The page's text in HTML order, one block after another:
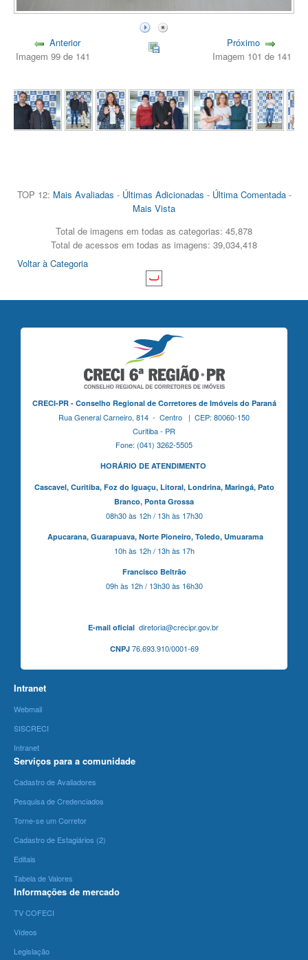
Anterior
Imagem 99 de 141
Próximo
Imagem 101 de 141
TOP 12: Mais Avaliadas - Últimas Adicionadas - Última Comentada-
Mais Vista
Total de imagens em todas as categorias: 45,878
Total de acessos em todas as imagens: 39,034,418
Voltar à Categoria
CRECI-PR - Conselho Regional de Corretores de Imóveis do Paraná
Rua General Carneiro, 814 - Centro | CEP: 80060-150
Curitiba - PR
Fone: (041) 3262-5505
HORÁRIO DE ATENDIMENTO
Cascavel, Curitiba,Foz do Iguaçu, Litoral, Londrina, Maringá, Pato
Branco, Ponta Grossa
08h30 às 12h / 13h às 17h30
Apucarana, Guarapuava, Norte Pioneiro, Toledo, Umuarama
10h às 12h / 13h às 17h
Francisco Beltrão
09h às 12h / 13h30 às 16h30
E-mail oficialdiretoria@crecipr.gov.br
CNPJ76.693.910/0001-69
Intranet
Webmail
SISCRECI
Intranet
Serviços para a comunidade
Cadastro de Avaliadores
Pesquisa de Credenciados
Torne-se um Corretor
Cadastro de Estagiários (2)
Editais
Tabela de Valores
Informações de mercado
TV COFECI
Vídeos
Legislação